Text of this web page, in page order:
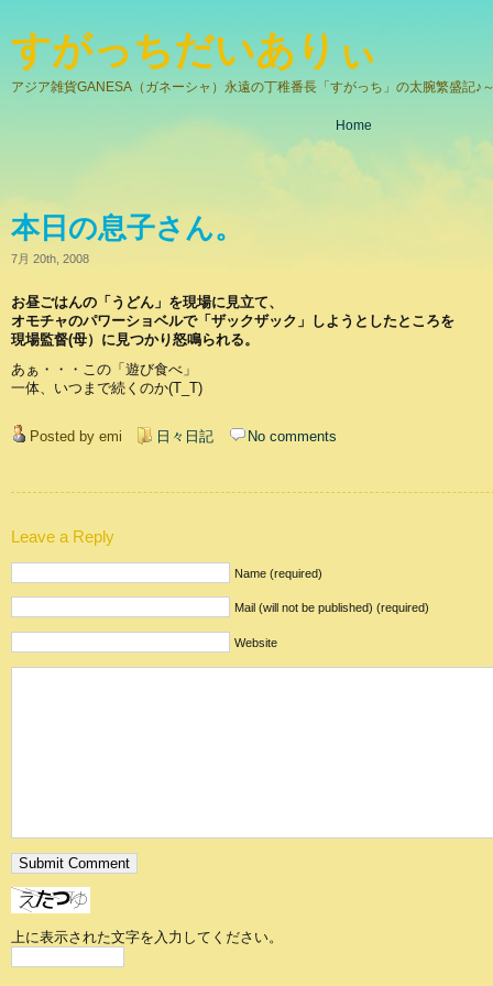
すがっちだいありぃ
アジア雑貨GANESA（ガネーシャ）永遠の丁稚番長「すがっち」の太腕繁盛記
Home
本日の息子さん。
7月 20th, 2008
お昼ごはんの「うどん」を現場に見立て、
オモチャのパワーショベルで「ザックザック」しようとしたところを
現場監督(母）に見つかり怒鳴られる。
あぁ・・・この「遊び食べ」
一体、いつまで続くのか(T_T)
Posted by emi 日々日記 No comments
Leave a Reply
Name (required)
Mail (will not be published) (required)
Website
上に表示された文字を入力してください。